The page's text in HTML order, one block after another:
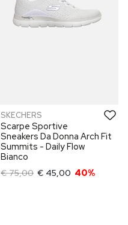
SKECHERS
Scarpe Sportive
Sneakers Da Donna Arch Fit
Summits - Daily Flow
Bianco
€ 75,00 € 45,00 40%